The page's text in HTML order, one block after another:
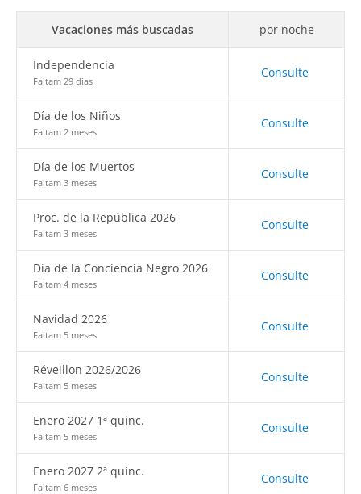
Vacaciones más buscadas por noche
Independencia
Faltam 29 dias
Consulte
Día de los Niños
Faltam 2 meses
Consulte
Día de los Muertos
Faltam 3 meses
Consulte
Proc. de la República 2026
Faltam 3 meses
Consulte
Día de la Conciencia Negro 2026
Faltam 4 meses
Consulte
Navidad 2026
Faltam 5 meses
Consulte
Réveillon 2026/2026
Faltam 5 meses
Consulte
Enero 2027 1ª quinc.
Faltam 5 meses
Consulte
Enero 2027 2ª quinc.
Faltam 6 meses
Consulte